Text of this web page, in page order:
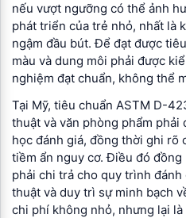
nếu vượt ngưỡng có thể ảnh
phát triển của trẻ nhỏ, nhất là
ngậm đầu bút. Để đạt được
màu và dung môi phải được
nghiệm đạt chuẩn, không thể
Tại Mỹ, tiêu chuẩn ASTM D-
thuật và văn phòng phẩm
học đánh giá, đồng thời ghi rõ
tiềm ẩn nguy cơ. Điều đó
phải chi trả cho quy trình
thuật và duy trì sự minh bạch
chi phí không nhỏ, nhưng lại